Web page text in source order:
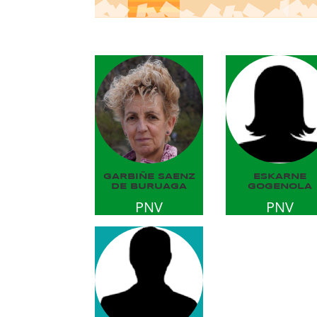
GARBIÑE SAENZ
DE BURUAGA
PNV
ESKARNE
GOGENOLA
PNV